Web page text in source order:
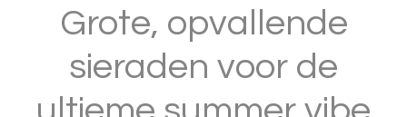
Grote, opvallende
sieraden voor de